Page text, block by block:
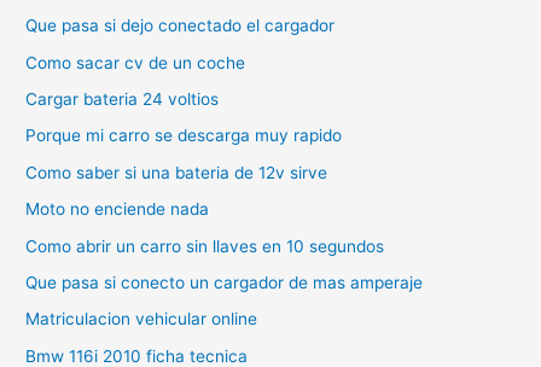
Que pasa si dejo conectado el cargador
Como sacar cv de un coche
Cargar bateria 24 voltios
Porque mi carro se descarga muy rapido
Como saber si una bateria de 12v sirve
Moto no enciende nada
Como abrir un carro sin llaves en 10 segundos
Que pasa si conecto un cargador de mas amperaje
Matriculacion vehicular online
Bmw 116i 2010 ficha tecnica